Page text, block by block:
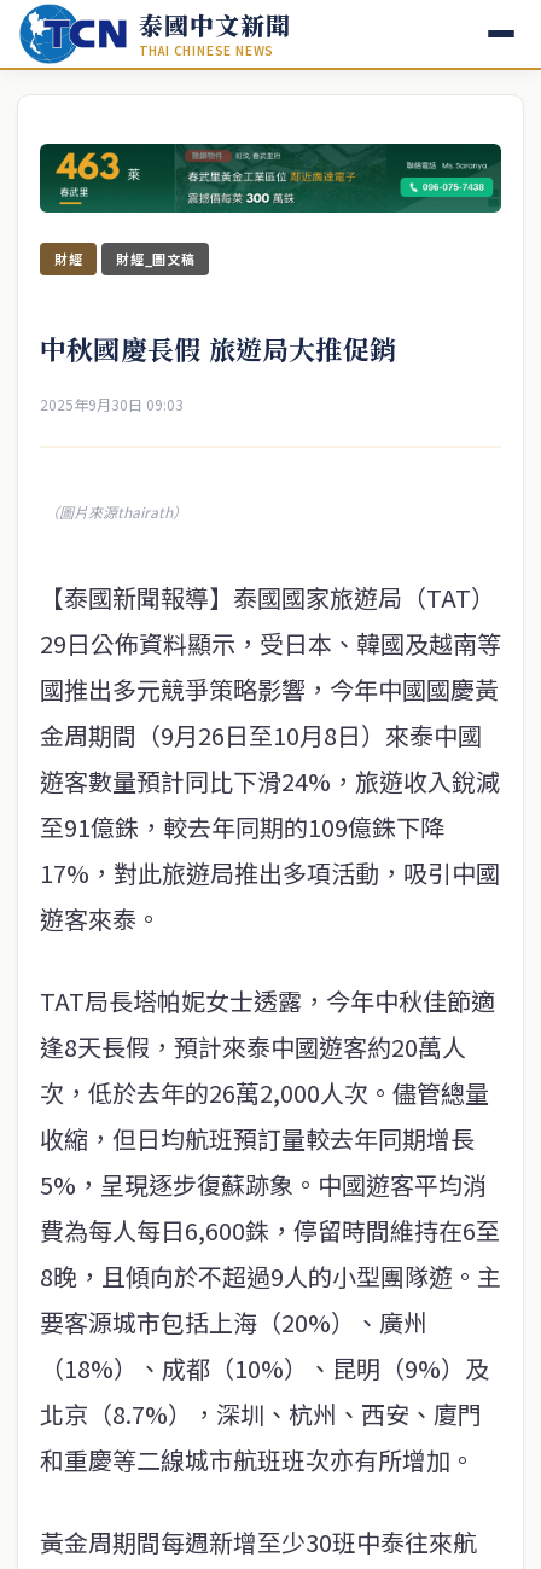
泰國中文新聞
THAI CHINESE NEWS
財經 財經_圖文稿
中秋國慶長假 旅遊局大推促銷
2025年9月30日 09:03
（圖片來源thairath）
【泰國新聞報導】泰國國家旅遊局（TAT）
29日公佈資料顯示，受日本、韓國及越南等
國推出多元競爭策略影響，今年中國國慶黃
金周期間（9月26日至10月8日）來泰中國
遊客數量預計同比下滑24%，旅遊收入銳減
至91億銖，較去年同期的109億銖下降
17%，對此旅遊局推出多項活動，吸引中國
遊客來泰。
TAT局長塔帕妮女士透露，今年中秋佳節適
逢8天長假，預計來泰中國遊客約20萬人
次，低於去年的26萬2,000人次。儘管總量
收縮，但日均航班預訂量較去年同期增長
5%，呈現逐步復蘇跡象。中國遊客平均消
費為每人每日6,600銖，停留時間維持在6至
8晚，且傾向於不超過9人的小型團隊遊。主
要客源城市包括上海（20%）、廣州
（18%）、成都（10%）、昆明（9%）及
北京（8.7%），深圳、杭州、西安、廈門
和重慶等二線城市航班班次亦有所增加。
黃金周期間每週新增至少30班中泰往來航